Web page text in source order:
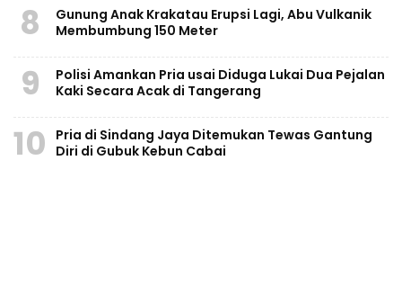
8
Gunung Anak Krakatau Erupsi Lagi, Abu Vulkanik
Membumbung 150 Meter
9
Polisi Amankan Pria usai Diduga Lukai Dua Pejalan
Kaki Secara Acak di Tangerang
10
Pria di Sindang Jaya Ditemukan Tewas Gantung
Diri di Gubuk Kebun Cabai